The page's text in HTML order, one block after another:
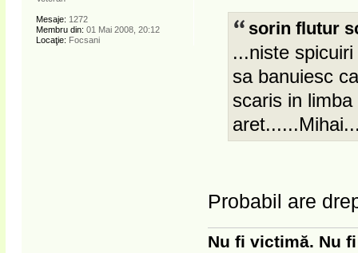
sorin flutur
...niste
sa banuiesc
scaris in
Probabil are
Nu fi victimă. Nu
Mesaje: 1272
Membru din: 01 Mai 2008, 20:12
Locaţie: Focsani